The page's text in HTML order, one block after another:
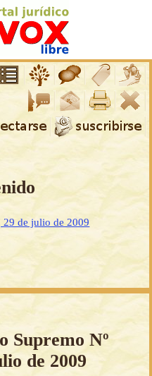
29 de julio de 2009
Supremo Nº
de 2009